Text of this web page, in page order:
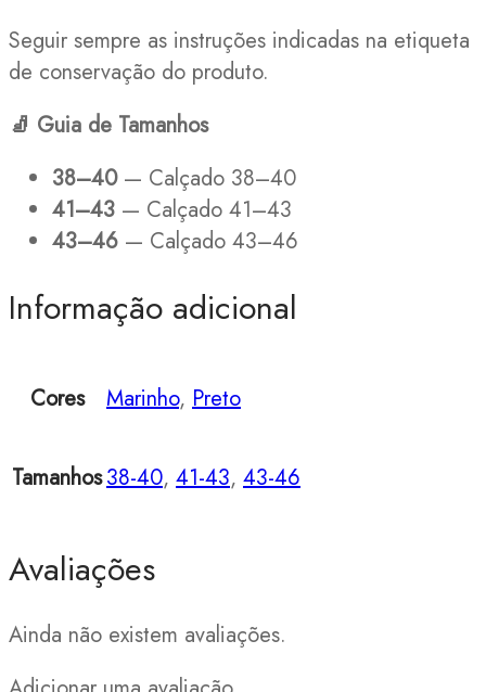
Seguir sempre as instruções indicadas na etiqueta
de conservação do produto.
🧦 Guia de Tamanhos
38–40— Calçado 38–40
41–43 — Calçado 41–43
43–46 — Calçado 43–46
Informação adicional
Cores Marinho, Preto
Tamanhos38-40, 41-43, 43-46
Avaliações
Ainda não existem avaliações.